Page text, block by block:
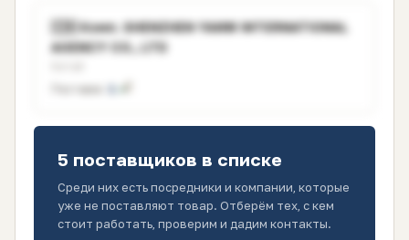
🇨🇳 Комп. SHENZHEN YANW INTERNATIONAL
AGENCY CO., LTD
5 поставщиков в списке
Среди них есть посредники и компании, которые
уже не поставляют товар. Отберём тех, с кем
стоит работать, проверим и дадим контакты.